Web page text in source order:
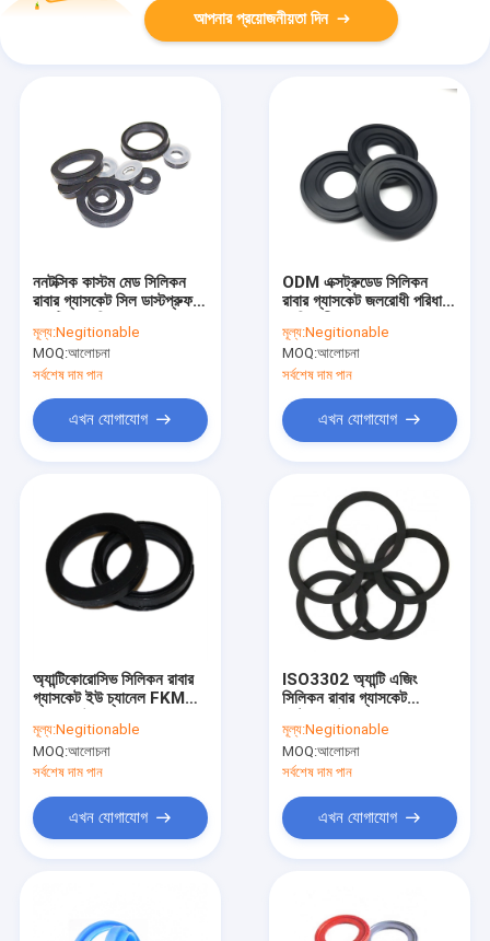
আপনার প্রয়োজনীয়তা দিন
ননটক্সিক কাস্টম মেড সিলিকন
রাবার গ্যাসকেট সিল ডাস্টপ্রুফ
মূল্য:Negitionable
MOQ:আলোচনা
সর্বশেষ দাম পান
এখন যোগাযোগ
ODM এক্সট্রুডেড সিলিকন
রাবার গ্যাসকেট জলরোধী পরিধান
মূল্য:Negitionable
MOQ:আলোচনা
সর্বশেষ দাম পান
এখন যোগাযোগ
অ্যান্টিকোরোসিভ সিলিকন রাবার
গ্যাসকেট ইউ চ্যানেল FKM
মূল্য:Negitionable
MOQ:আলোচনা
সর্বশেষ দাম পান
এখন যোগাযোগ
ISO3302 অ্যান্টি এজিং
সিলিকন রাবার গ্যাসকেট
মূল্য:Negitionable
MOQ:আলোচনা
সর্বশেষ দাম পান
এখন যোগাযোগ